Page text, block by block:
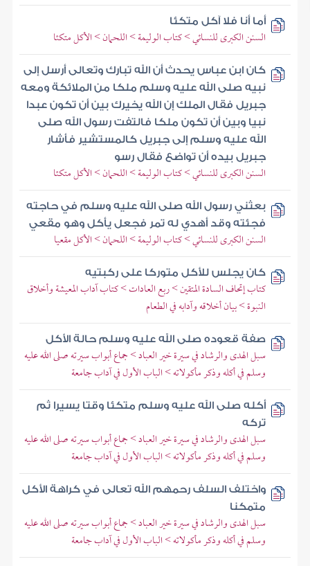
أما أنا فلا آكل متكئا
السنن الكبرى للنسائي > كتاب الوليمة > اللحمان > الأكل متكئا
كان ابن عباس يحدث أن الله تبارك وتعالى أرسل إلى
نبيه صلى الله عليه وسلم ملكا من الملائكة ومعه
جبريل فقال الملك إن الله يخيرك بين أن تكون عبدا
نبيا وبين أن تكون ملكا فالتفت رسول الله صلى
الله عليه وسلم إلى جبريل كالمستشير فأشار
جبريل بيده أن تواضع فقال رسو
السنن الكبرى للنسائي > كتاب الوليمة > اللحمان > الأكل متكئا
بعثني رسول الله صلى الله عليه وسلم في حاجته
فجئته وقد أهدي له تمر فجعل يأكل وهو مقعي
السنن الكبرى للنسائي > كتاب الوليمة > اللحمان > الأكل مقعيا
كان يجلس للأكل متوركا على ركبتيه
كتاب إتحاف السادة المتقين > ربع العادات > كتاب آداب المعيشة وأخلاق
النبوة > بيان أخلاقه وآدابه في الطعام
صفة قعوده صلى الله عليه وسلم حالة الأكل
سبل الهدى والرشاد في سيرة خير العباد > جماع أبواب سيرته صلى الله عليه
وسلم في أكله وذكر مأكولاته > الباب الأول في آداب جامعة
أكله صلى الله عليه وسلم متكئا وقتا يسيرا ثم
تركه
سبل الهدى والرشاد في سيرة خير العباد > جماع أبواب سيرته صلى الله عليه
وسلم في أكله وذكر مأكولاته > الباب الأول في آداب جامعة
واختلف السلف رحمهم الله تعالى في كراهة الأكل
متمكنا
سبل الهدى والرشاد في سيرة خير العباد > جماع أبواب سيرته صلى الله عليه
وسلم في أكله وذكر مأكولاته > الباب الأول في آداب جامعة